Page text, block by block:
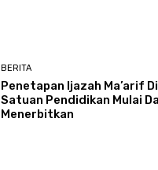
BERITA
Penetapan Ijazah Ma’arif
Satuan Pendidikan Mulai
Menerbitkan